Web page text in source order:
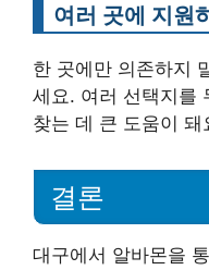
여러 곳에 지원
한 곳에만 의존하지
세요. 여러 선택지를
찾는 데 큰 도움이 돼
결론
대구에서 알바몬을